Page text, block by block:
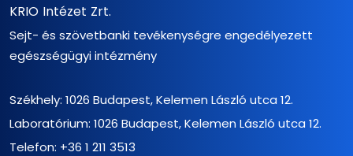
KRIO Intézet Zrt.
Sejt- és szövetbanki tevékenységre engedélyezett
egészségügyi intézmény
Székhely: 1026 Budapest, Kelemen László utca 12.
Laboratórium: 1026 Budapest, Kelemen László utca 12.
Telefon: +36 1 211 3513